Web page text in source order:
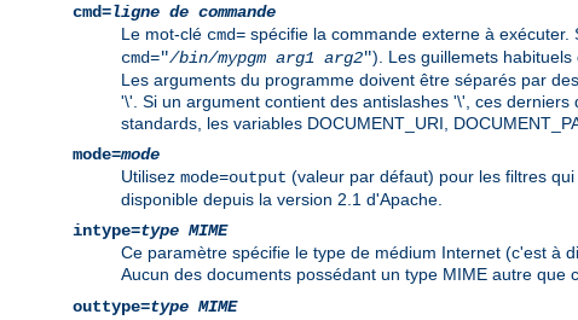
cmd=ligne de commande
Le mot-clé cmd= spécifie la commande externe à
cmd="/bin/mypgm arg1 arg2"). Les guillemets
Les arguments du programme doivent être séparés par
'\'. Si un argument contient des antislashes '\', ces
standards, les variables DOCUMENT_URI,
mode=mode
Utilisez mode=output (valeur par défaut) pour les filtres
disponible depuis la version 2.1 d'Apache.
intype=type MIME
Ce paramètre spécifie le type de médium Internet (c'est à
Aucun des documents possédant un type MIME autre que
outtype=type MIME